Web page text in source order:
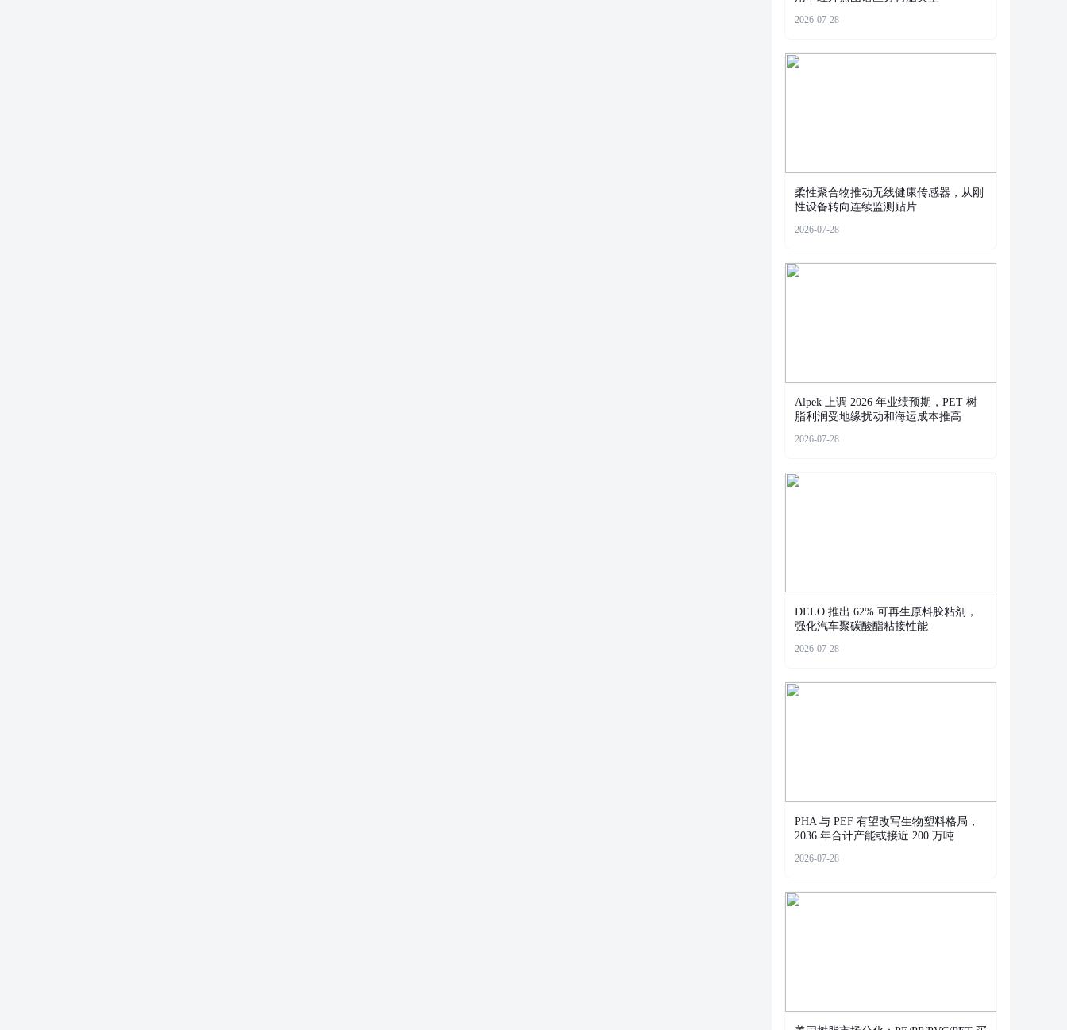
2026-07-28
柔性聚合物推动无线健康传感器，从刚
性设备转向连续监测贴片
2026-07-28
Alpek 上调 2026 年业绩预期，PET 树
脂利润受地缘扰动和海运成本推高
2026-07-28
DELO 推出 62% 可再生原料胶粘剂，
强化汽车聚碳酸酯粘接性能
2026-07-28
PHA 与 PEF 有望改写生物塑料格局，
2036 年合计产能或接近 200 万吨
2026-07-28